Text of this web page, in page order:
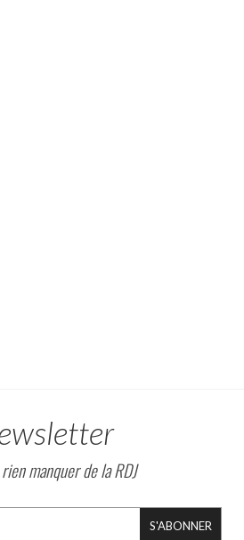
manquer de la RDJ
S'ABONNER